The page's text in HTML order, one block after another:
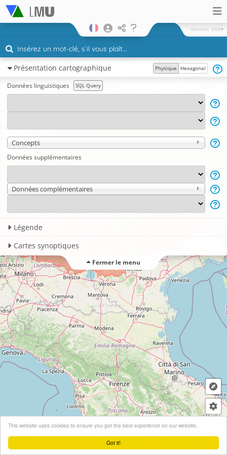
Got it!
This website uses cookies to ensure you get the best experience on our website.
Version XXX
Leaflet| ©OpenStreetMapcontributors
Présentation cartographique Physique Hexagonal
Données linguistiques SQL Query
Concepts
Données supplémentaires
Données complémentaires
Légende
Cartes synoptiques
Fermer le menu